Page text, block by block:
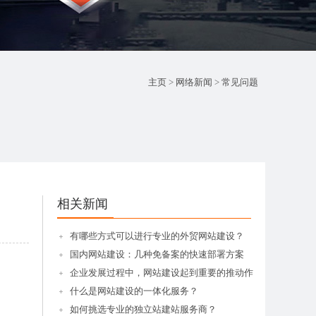
主页 > 网络新闻 > 常见问题
相关新闻
有哪些方式可以进行专业的外贸网站建设？
国内网站建设：几种免备案的快速部署方案
企业发展过程中，网站建设起到重要的推动作
什么是网站建设的一体化服务？
如何挑选专业的独立站建站服务商？